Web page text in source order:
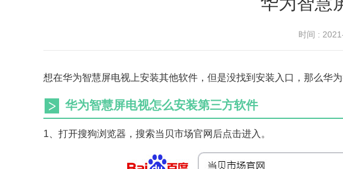
时间 :
想在华为智慧屏电视上安装其他软件，但是没找到安装入口，那么华
华为智慧屏电视怎么安装第三方软件
1、打开搜狗浏览器，搜索当贝市场官网后点击进入。